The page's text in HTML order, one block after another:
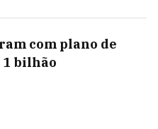
com plano de
1 bilhão